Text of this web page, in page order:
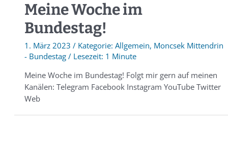
Meine Woche im
Bundestag!
1. März 2023 / Allgemein, Moncsek Mittendrin
- Bundestag/
1 Minute
Meine Woche im Bundestag! Folgt mir gern auf meinen
Kanälen: Telegram Facebook Instagram YouTube Twitter
Web